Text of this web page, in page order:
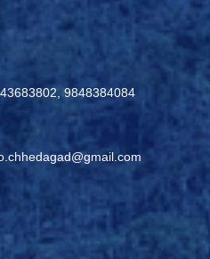
9848384084